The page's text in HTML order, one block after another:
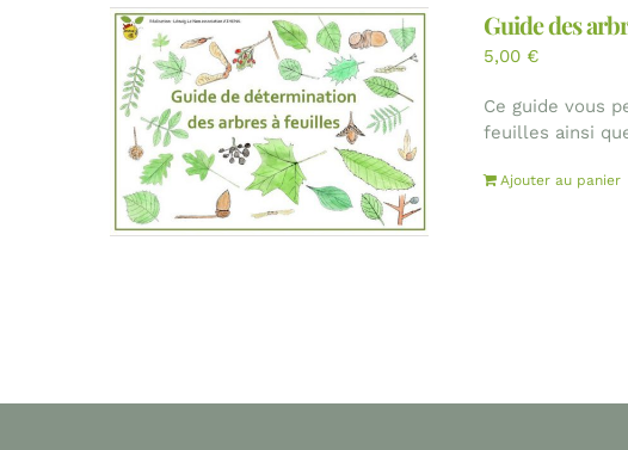
Guide des
5,00 €
Ce guide vous
feuilles ainsi
Ajouter au panier